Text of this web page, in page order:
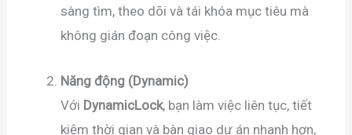
sàng tìm, theo dõi và tái khóa mục tiêu mà
không gián đoạn công việc.
Năng động (Dynamic)
Với DynamicLock, bạn làm việc liên tục, tiết
kiệm thời gian và bàn giao dự án nhanh hơn,